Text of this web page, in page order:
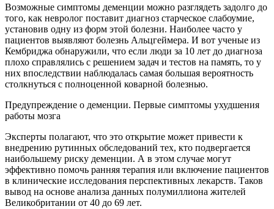
Возможные симптомы деменции можно разглядеть задолго до
того, как невролог поставит диагноз старческое слабоумие,
установив одну из форм этой болезни. Наиболее часто у
пациентов выявляют болезнь Альцгеймера. И вот ученые из
Кембриджа обнаружили, что если люди за 10 лет до диагноза
плохо справлялись с решением задач и тестов на память, то у
них впоследствии наблюдалась самая большая вероятность
столкнуться с полноценной коварной болезнью.
Предупреждение о деменции. Первые симптомы ухудшения
работы мозга
Эксперты полагают, что это открытие может привести к
внедрению рутинных обследований тех, кто подвергается
наибольшему риску деменции. А в этом случае могут
эффективно помочь ранняя терапия или включение пациентов
в клинические исследования перспективных лекарств. Таков
вывод на основе анализа данных полумиллиона жителей
Великобритании от 40 до 69 лет.